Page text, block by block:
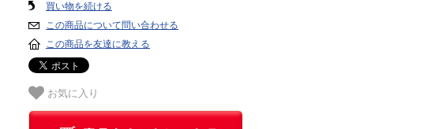
買い物を続ける
この商品について問い合わせる
この商品を友達に教える
お気に入り